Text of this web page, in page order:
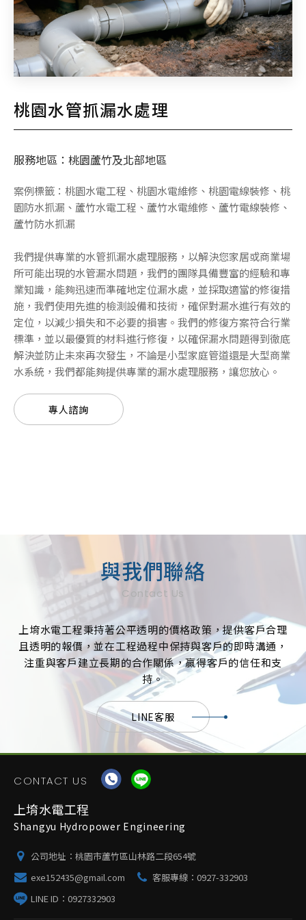
桃園水管抓漏水處理
服務地區：桃園蘆竹及北部地區
案例標籤：桃園水電工程、桃園水電維修、桃園電線裝修、桃
園防水抓漏、蘆竹水電工程、蘆竹水電維修、蘆竹電線裝修、
蘆竹防水抓漏
我們提供專業的水管抓漏水處理服務，以解決您家居或商業場
所可能出現的水管漏水問題，我們的團隊具備豐富的經驗和專
業知識，能夠迅速而準確地定位漏水處，並採取適當的修復措
施，我們使用先進的檢測設備和技術，確保對漏水進行有效的
定位，以減少損失和不必要的損害。我們的修復方案符合行業
標準，並以最優質的材料進行修復，以確保漏水問題得到徹底
解決並防止未來再次發生，不論是小型家庭管道還是大型商業
水系統，我們都能夠提供專業的漏水處理服務，讓您放心。
專人諮詢
與我們聯絡
Contact Us
上堉水電工程秉持著公平透明的價格政策，提供客戶合理
且透明的報價，並在工程過程中保持與客戶的即時溝通，
注重與客戶建立長期的合作關係，贏得客戶的信任和支
持。
LINE客服
CONTACT US
上堉水電工程
Shangyu Hydropower Engineering
公司地址： 桃園市蘆竹區山林路二段654號
exe152435@gmail.com
客服專線： 0927-332903
LINE ID： 0927332903